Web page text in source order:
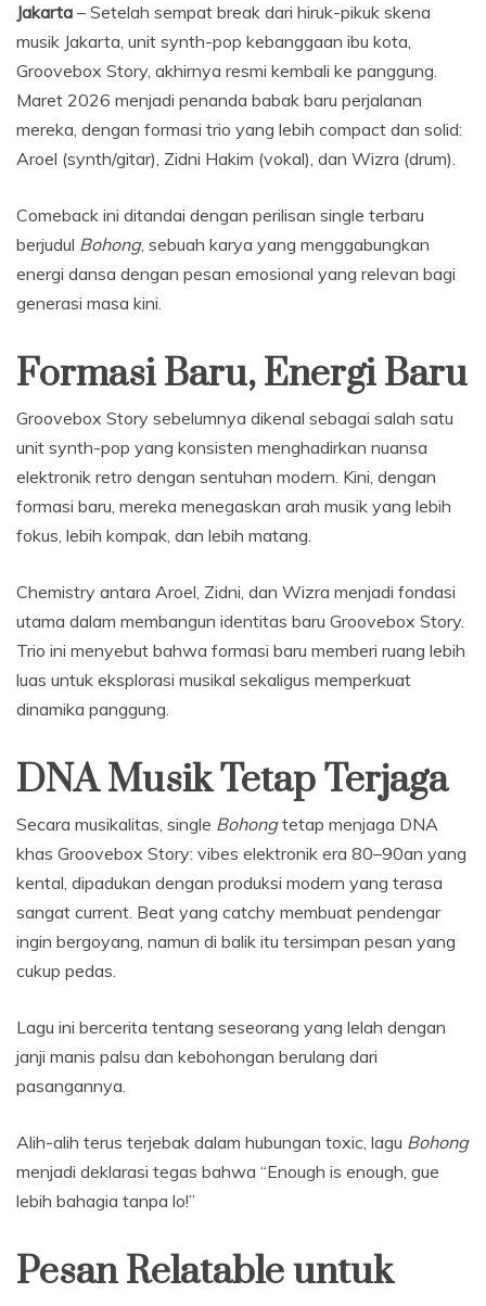
Jakarta – Setelah sempat break dari hiruk-pikuk skena
musik Jakarta, unit synth-pop kebanggaan ibu kota,
Groovebox Story, akhirnya resmi kembali ke panggung.
Maret 2026 menjadi penanda babak baru perjalanan
mereka, dengan formasi trio yang lebih compact dan solid:
Aroel (synth/gitar), Zidni Hakim (vokal), dan Wizra (drum).
Comeback ini ditandai dengan perilisan single terbaru
berjudul Bohong, sebuah karya yang menggabungkan
energi dansa dengan pesan emosional yang relevan bagi
generasi masa kini.
Formasi Baru, Energi Baru
Groovebox Story sebelumnya dikenal sebagai salah satu
unit synth-pop yang konsisten menghadirkan nuansa
elektronik retro dengan sentuhan modern. Kini, dengan
formasi baru, mereka menegaskan arah musik yang lebih
fokus, lebih kompak, dan lebih matang.
Chemistry antara Aroel, Zidni, dan Wizra menjadi fondasi
utama dalam membangun identitas baru Groovebox Story.
Trio ini menyebut bahwa formasi baru memberi ruang lebih
luas untuk eksplorasi musikal sekaligus memperkuat
dinamika panggung.
DNA Musik Tetap Terjaga
Secara musikalitas, single Bohongtetap menjaga DNA
khas Groovebox Story: vibes elektronik era 80–90an yang
kental, dipadukan dengan produksi modern yang terasa
sangat current. Beat yang catchy membuat pendengar
ingin bergoyang, namun di balik itu tersimpan pesan yang
cukup pedas.
Lagu ini bercerita tentang seseorang yang lelah dengan
janji manis palsu dan kebohongan berulang dari
pasangannya.
Alih-alih terus terjebak dalam hubungan toxic, lagu Bohong
menjadi deklarasi tegas bahwa “Enough is enough, gue
lebih bahagia tanpa lo!”
Pesan Relatable untuk